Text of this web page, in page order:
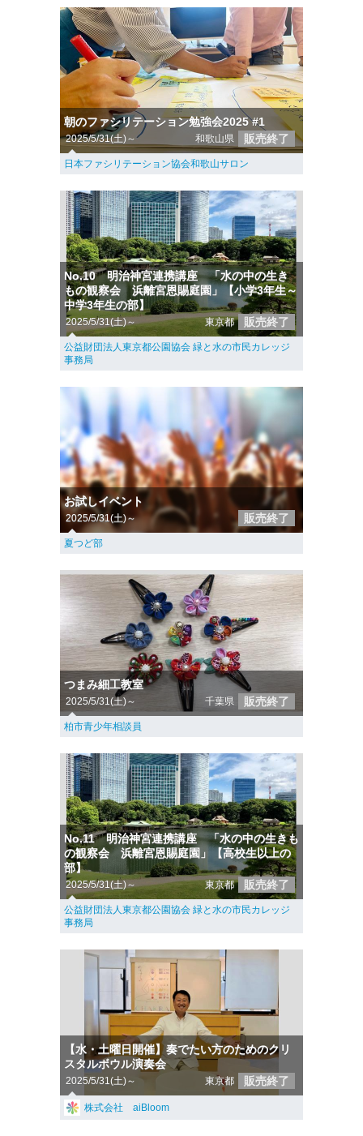
朝のファシリテーション勉強会2025 #1
2025/5/31(土)～ 和歌山県 販売終了
日本ファシリテーション協会和歌山サロン
No.10 明治神宮連携講座 「水の中の生き
もの観察会 浜離宮恩賜庭園」【小学3年生～
中学3年生の部】
2025/5/31(土)～ 東京都 販売終了
公益財団法人東京都公園協会 緑と水の市民カレッジ
事務局
お試しイベント
2025/5/31(土)～ 販売終了
夏つど部
つまみ細工教室
2025/5/31(土)～ 千葉県 販売終了
柏市青少年相談員
No.11 明治神宮連携講座 「水の中の生きも
の観察会 浜離宮恩賜庭園」【高校生以上の
部】
2025/5/31(土)～ 東京都 販売終了
公益財団法人東京都公園協会 緑と水の市民カレッジ
事務局
【水・土曜日開催】奏でたい方のためのクリ
スタルボウル演奏会
2025/5/31(土)～ 東京都 販売終了
株式会社 aiBloom